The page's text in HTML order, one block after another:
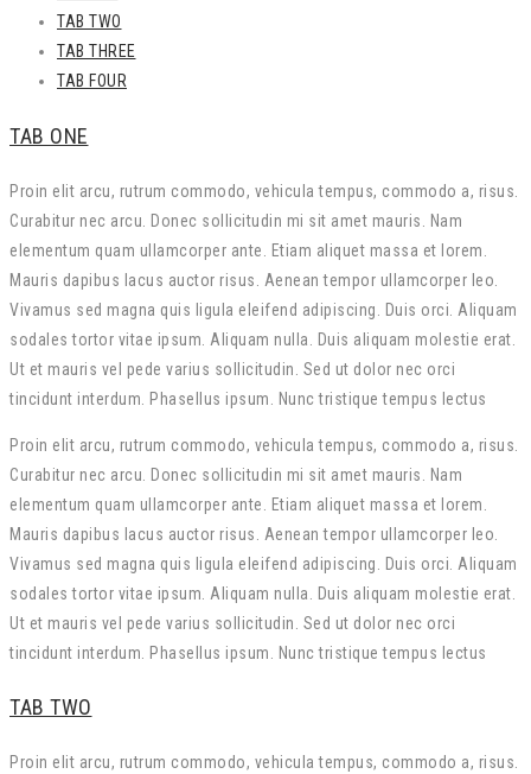
TAB TWO
TAB THREE
TAB FOUR
TAB ONE
Proin elit arcu, rutrum commodo, vehicula tempus, commodo a, risus.
Curabitur nec arcu. Donec sollicitudin mi sit amet mauris. Nam
elementum quam ullamcorper ante. Etiam aliquet massa et lorem.
Mauris dapibus lacus auctor risus. Aenean tempor ullamcorper leo.
Vivamus sed magna quis ligula eleifend adipiscing. Duis orci. Aliquam
sodales tortor vitae ipsum. Aliquam nulla. Duis aliquam molestie erat.
Ut et mauris vel pede varius sollicitudin. Sed ut dolor nec orci
tincidunt interdum. Phasellus ipsum. Nunc tristique tempus lectus
Proin elit arcu, rutrum commodo, vehicula tempus, commodo a, risus.
Curabitur nec arcu. Donec sollicitudin mi sit amet mauris. Nam
elementum quam ullamcorper ante. Etiam aliquet massa et lorem.
Mauris dapibus lacus auctor risus. Aenean tempor ullamcorper leo.
Vivamus sed magna quis ligula eleifend adipiscing. Duis orci. Aliquam
sodales tortor vitae ipsum. Aliquam nulla. Duis aliquam molestie erat.
Ut et mauris vel pede varius sollicitudin. Sed ut dolor nec orci
tincidunt interdum. Phasellus ipsum. Nunc tristique tempus lectus
TAB TWO
Proin elit arcu, rutrum commodo, vehicula tempus, commodo a, risus.